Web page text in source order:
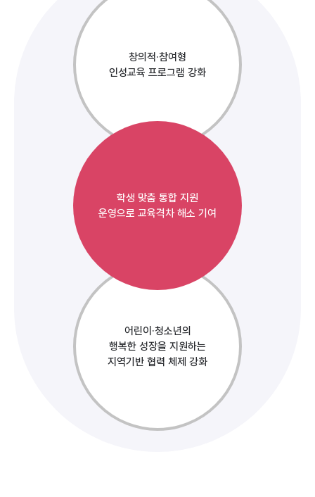
창의적·참여형
인성교육 프로그램 강화
학생 맞춤 통합 지원
운영으로 교육격차 해소 기여
어린이·청소년의
행복한 성장을 지원하는
지역기반 협력 체제 강화